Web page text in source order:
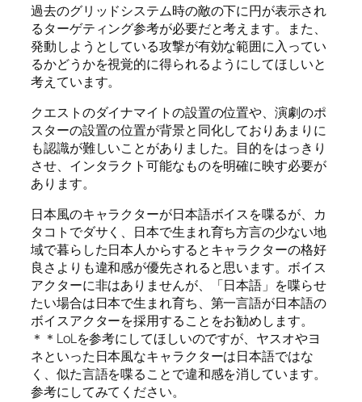
過去のグリッドシステム時の敵の下に円が表示され
るターゲティング参考が必要だと考えます。また、
発動しようとしている攻撃が有効な範囲に入ってい
るかどうかを視覚的に得られるようにしてほしいと
考えています。
クエストのダイナマイトの設置の位置や、演劇のポ
スターの設置の位置が背景と同化しておりあまりに
も認識が難しいことがありました。目的をはっきり
させ、インタラクト可能なものを明確に映す必要が
あります。
日本風のキャラクターが日本語ボイスを喋るが、カ
タコトでダサく、日本で生まれ育ち方言の少ない地
域で暮らした日本人からするとキャラクターの格好
良さよりも違和感が優先されると思います。ボイス
アクターに非はありませんが、「日本語」を喋らせ
たい場合は日本で生まれ育ち、第一言語が日本語の
ボイスアクターを採用することをお勧めします。
＊＊LoLを参考にしてほしいのですが、ヤスオやヨ
ネといった日本風なキャラクターは日本語ではな
く、似た言語を喋ることで違和感を消しています。
参考にしてみてください。